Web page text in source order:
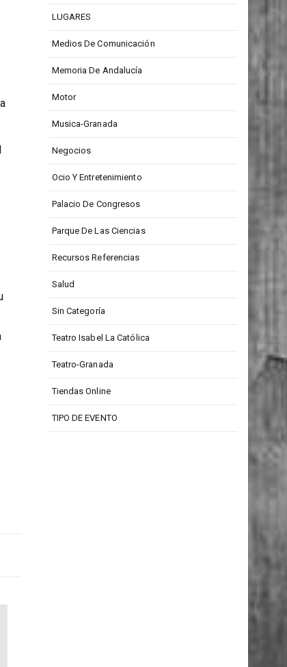
Internet
LUGARES
Medios De Comunicación
Memoria De Andalucía
Motor
Musica-Granada
Negocios
Ocio Y Entretenimiento
Palacio De Congresos
Parque De Las Ciencias
Recursos Referencias
Salud
Sin Categoría
Teatro Isabel La Católica
Teatro-Granada
Tiendas Online